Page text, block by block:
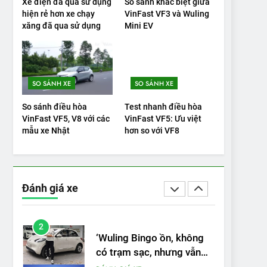
hiện rẻ hơn xe chạy
xăng đã qua sử dụng
VinFast VF3 và Wuling
Mini EV
SO SÁNH XE
So sánh điều hòa
VinFast VF5, V8 với các
mẫu xe Nhật
SO SÁNH XE
Test nhanh điều hòa
VinFast VF5: Ưu việt
hơn so với VF8
Đánh giá xe
19
VinFast VF9 có gì để cạnh
tranh với các xe xăng
cùng tầm giá?
ĐÁNH GIÁ XE
20
Đánh giá: Người đam mê
xe điện Hyundai Ioniq 5 N
2025 cho thấy đáng để
ĐÁNH GIÁ XE
1
Xe tốt nhất để mua năm
2025: Green Car Reports
nêu tên 5 người vào
2
‘Wuling Bingo ồn, không
có trạm sạc, nhưng vẫn